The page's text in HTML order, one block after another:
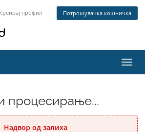
Креирај профил Потрошувачка кошничка
ја
процесирање...
Надвор од залиха